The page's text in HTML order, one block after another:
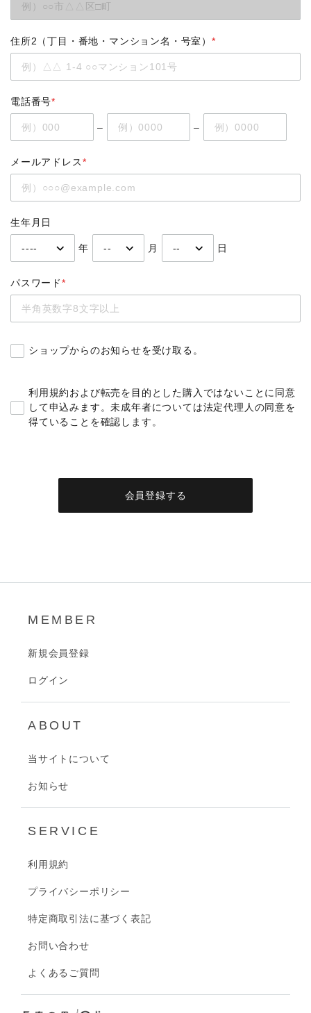
住所2（丁目・番地・マンション名・号室） *
電話番号*
– –
メールアドレス*
生年月日
年 月 日
パスワード*
ショップからのお知らせを受け取る。
利用規約および転売を目的とした購入ではないことに同意
して申込みます。未成年者については法定代理人の同意を
得ていることを確認します。
MEMBER
新規会員登録
ログイン
ABOUT
当サイトについて
お知らせ
SERVICE
利用規約
プライバシーポリシー
特定商取引法に基づく表記
お問い合わせ
よくあるご質問